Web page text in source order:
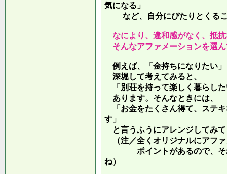
気になる」
など、自分にぴたりとくるこ
なにより、違和感がなく、抵
そんなアファメーションを選
例えば、「金持ちになりたい
深堀して考えてみると、
「別荘を持って楽しく暮らし
あります。そんなときには、
「お金をたくさん得て、ステ
す」
と言うふうにアレンジしてみ
（注／全くオリジナルにアフ
ポイントがあるので、それ
ね）